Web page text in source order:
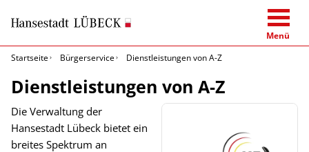
Menü
Startseite
Bürgerservice Dienstleistungen von A-Z
Dienstleistungen von A-Z
Die Verwaltung der
Hansestadt Lübeck bietet ein
breites Spektrum an